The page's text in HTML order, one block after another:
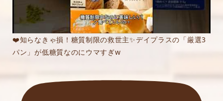
❤️知らなきゃ損！糖質制限の救世主✨デイプラスの「厳選3
パン」が低糖質なのにウマすぎw